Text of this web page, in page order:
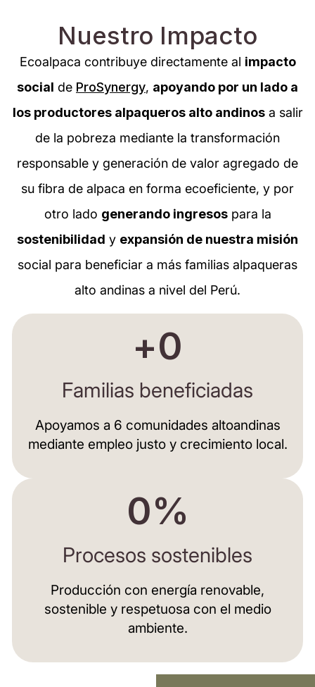
Nuestro Impacto
Ecoalpaca contribuye directamente al impacto
social de ProSynergy, apoyando por un lado a
los productores alpaqueros alto andinosa salir
de la pobreza mediante la transformación
responsable y generación de valor agregado de
su fibra de alpaca en forma ecoeficiente, y por
otro lado generando ingresospara la
sostenibilidad y expansión de nuestra misión
social para beneficiar a más familias alpaqueras
alto andinas a nivel del Perú.
Familias beneficiadas
+0
Apoyamos a 6 comunidades altoandinas
mediante empleo justoy crecimiento local.
Procesos sostenibles
0%
Producción con energía renovable,
sostenible y respetuosa con el medio
ambiente.